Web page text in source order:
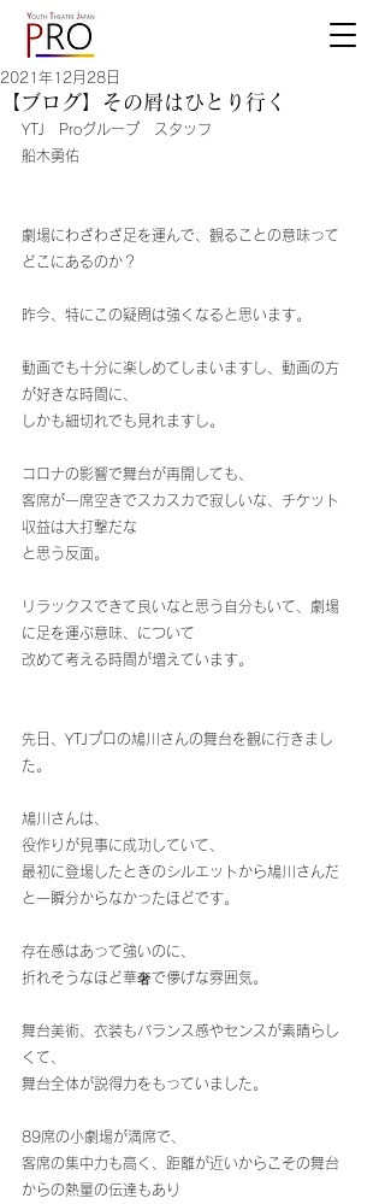
【ブログ】その屑はひとり行く
2021年12月28日
YTJ　Proグループ　スタッフ
船木勇佑
劇場にわざわざ足を運んで、観ることの意味って
どこにあるのか？
昨今、特にこの疑問は強くなると思います。
動画でも十分に楽しめてしまいますし、動画の方
が好きな時間に、
しかも細切れでも見れますし。
コロナの影響で舞台が再開しても、
客席が一席空きでスカスカで寂しいな、チケット
収益は大打撃だな
と思う反面。
リラックスできて良いなと思う自分もいて、劇場
に足を運ぶ意味、について
改めて考える時間が増えています。
先日、YTJプロの鳩川さんの舞台を観に行きまし
た。
鳩川さんは、
役作りが見事に成功していて、
最初に登場したときのシルエットから鳩川さんだ
と一瞬分からなかったほどです。
存在感はあって強いのに、
折れそうなほど華奢で儚げな雰囲気。
舞台美術、衣装もバランス感やセンスが素晴らし
くて、
舞台全体が説得力をもっていました。
89席の小劇場が満席で、
客席の集中力も高く、距離が近いからこその舞台
からの熱量の伝達もあり